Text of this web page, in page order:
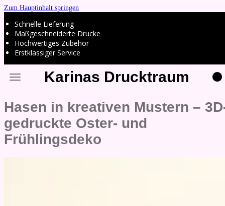
Zum Hauptinhalt springen
Karinas Drucktraum
Schnelle Lieferung
Maßgeschneiderte Drucke
Hochwertiges Zubehör
Erstklassiger Service
Hasen in kreativen Mustern –
gedruckte Oster- und
Frühlingsdeko